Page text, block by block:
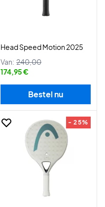
Head Speed Motion 2025
Van: 240,00
174,95 €
Bestel nu
- 25%